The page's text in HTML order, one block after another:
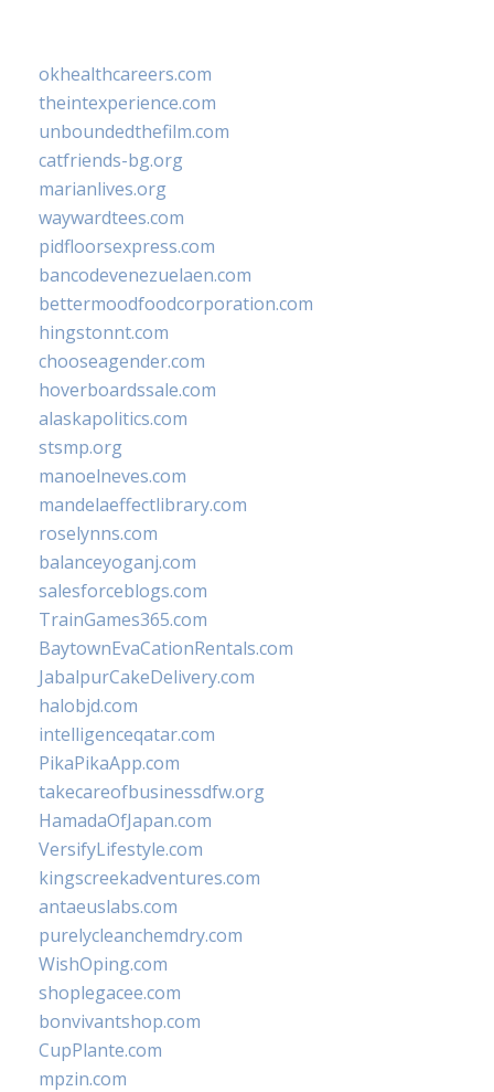
okhealthcareers.com
theintexperience.com
unboundedthefilm.com
catfriends-bg.org
marianlives.org
waywardtees.com
pidfloorsexpress.com
bancodevenezuelaen.com
bettermoodfoodcorporation.com
hingstonnt.com
chooseagender.com
hoverboardssale.com
alaskapolitics.com
stsmp.org
manoelneves.com
mandelaeffectlibrary.com
roselynns.com
balanceyoganj.com
salesforceblogs.com
TrainGames365.com
BaytownEvaCationRentals.com
JabalpurCakeDelivery.com
halobjd.com
intelligenceqatar.com
PikaPikaApp.com
takecareofbusinessdfw.org
HamadaOfJapan.com
VersifyLifestyle.com
kingscreekadventures.com
antaeuslabs.com
purelycleanchemdry.com
WishOping.com
shoplegacee.com
bonvivantshop.com
CupPlante.com
mpzin.com